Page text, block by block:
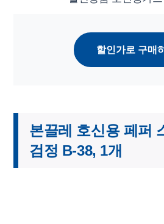
할인가로 구매
본끌레 호신용 페퍼
검정 B-38, 1개